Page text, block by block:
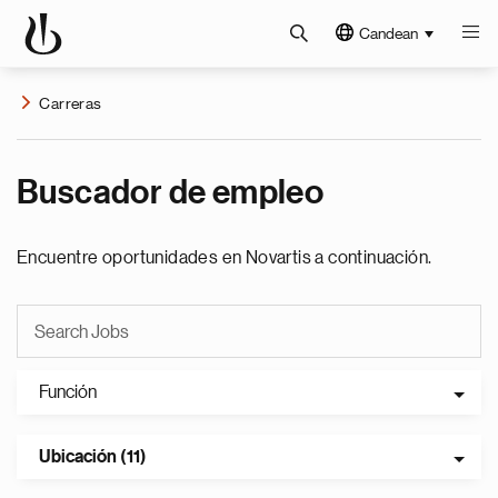
Candean
Carreras
Buscador de empleo
Encuentre oportunidades en Novartis a continuación.
Función
Ubicación (11)